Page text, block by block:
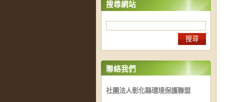
搜尋網站
聯絡我們
社團法人彰化縣環境保護聯盟